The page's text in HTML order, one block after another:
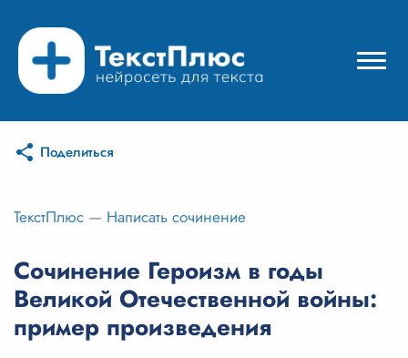
Режимы нейросети
Цены
Вход
Вход с Telegram
Поделиться
ТекстПлюс — Написать сочинение
Сочинение Героизм в годы
Великой Отечественной войны:
пример произведения